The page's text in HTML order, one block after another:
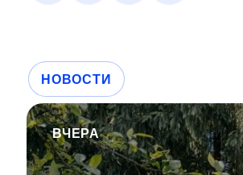
НОВОСТИ
ВЧЕРА